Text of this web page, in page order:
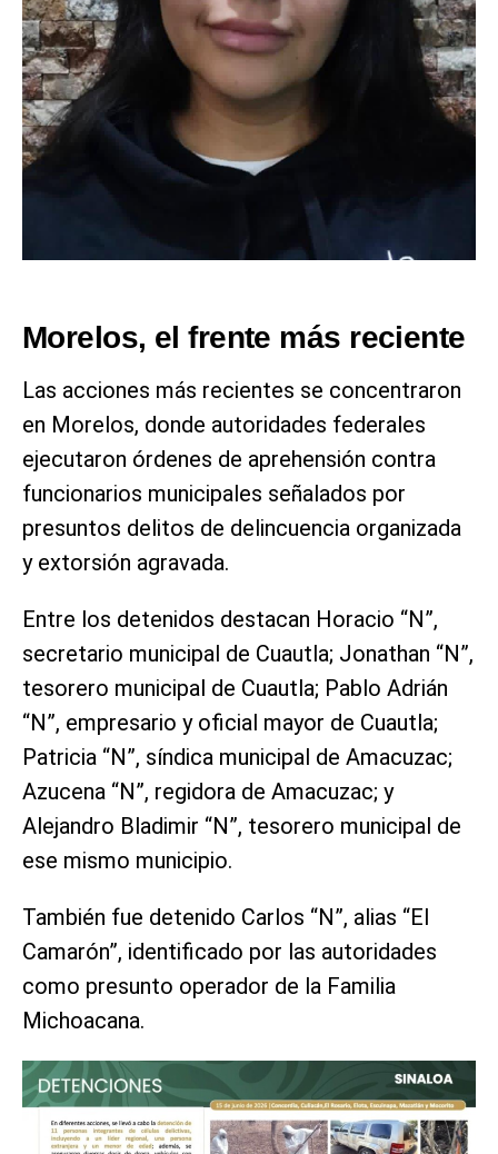
Morelos, el frente más reciente
Las acciones más recientes se concentraron
en Morelos, donde autoridades federales
ejecutaron órdenes de aprehensión contra
funcionarios municipales señalados por
presuntos delitos de delincuencia organizada
y extorsión agravada.
Entre los detenidos destacan Horacio “N”,
secretario municipal de Cuautla; Jonathan “N”,
tesorero municipal de Cuautla; Pablo Adrián
“N”, empresario y oficial mayor de Cuautla;
Patricia “N”, síndica municipal de Amacuzac;
Azucena “N”, regidora de Amacuzac; y
Alejandro Bladimir “N”, tesorero municipal de
ese mismo municipio.
También fue detenido Carlos “N”, alias “El
Camarón”, identificado por las autoridades
como presunto operador de la Familia
Michoacana.